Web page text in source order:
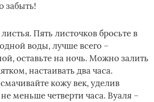
забыть!
Пять листочков бросьте в
воды, лучше всего –
оставьте на ночь. Можно залить
настаивать два часа.
кожу век, уделив
меньше четверти часа. Вуаля –